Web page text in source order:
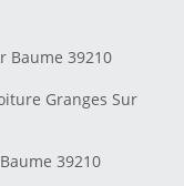
Baume 39210
Granges Sur
39210